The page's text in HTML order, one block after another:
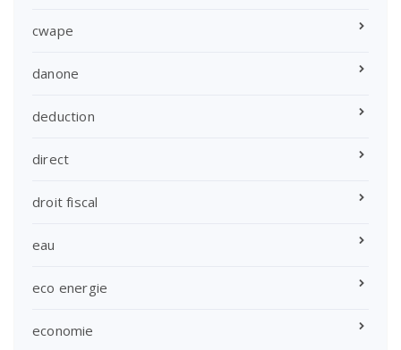
cwape
danone
deduction
direct
droit fiscal
eau
eco energie
economie